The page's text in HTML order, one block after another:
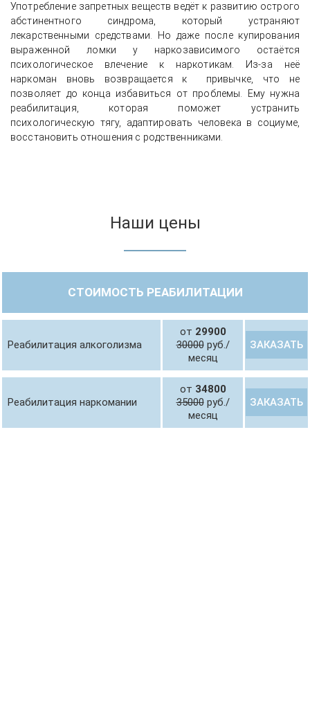
Употребление запретных веществ ведёт к развитию острого
абстинентного синдрома, который устраняют
лекарственными средствами. Но даже после купирования
выраженной ломки у наркозависимого остаётся
психологическое влечение к наркотикам. Из-за неё
наркоман вновь возвращается к привычке, что не
позволяет до конца избавиться от проблемы. Ему нужна
реабилитация, которая поможет устранить
психологическую тягу, адаптировать человека в социуме,
восстановить отношения с родственниками.
Наши цены
СТОИМОСТЬ РЕАБИЛИТАЦИИ
Реабилитация алкоголизма
от 29900
30000руб./
месяц
ЗАКАЗАТЬ
Реабилитация наркомании
от 34800
35000руб./
месяц
ЗАКАЗАТЬ